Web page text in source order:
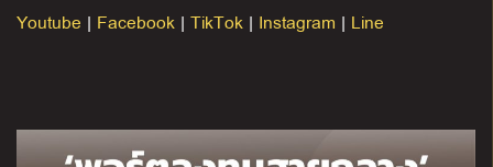
Youtube | Facebook | TikTok | Instagram | Line